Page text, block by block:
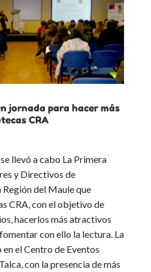
jornada para hacer más
CRA
llevó a cabo La Primera
y Directivos de
del Maule que
CRA, con el objetivo de
hacerlos más atractivos
con ello la lectura. La
el Centro de Eventos
con la presencia de más